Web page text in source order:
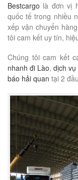
Bestcargo là đơn vị
quốc tế trong nhiều
xếp vận chuyển
tôi cam kết uy tín,
Chúng tôi cam kết
nhanh đi Lào, dịch
báo hải quan tại 2